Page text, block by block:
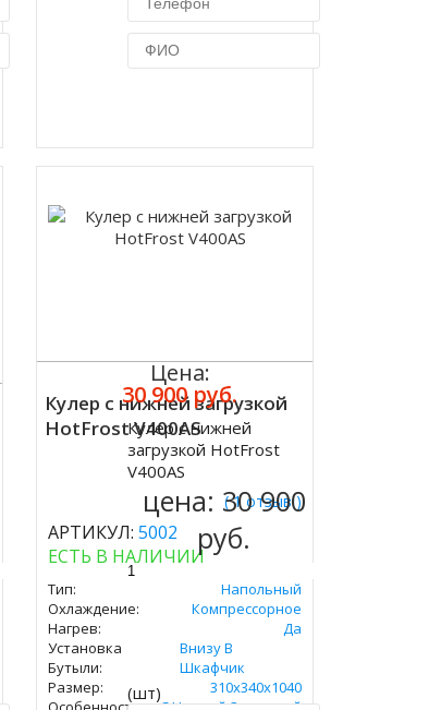
Кулер с нижней загрузкой
HotFrost V400AS
( 1 отзыв )
АРТИКУЛ: 5002
ЕСТЬ В НАЛИЧИИ
Тип:
Напольный
Охлаждение:
Компрессорное
Нагрев:
Да
Установка
Бутыли:
Внизу В
Шкафчик
Размер:
310х340х1040
Цена:
30 900 руб.
Купить
Кулер с нижней
загрузкой HotFrost
V400AS
цена: 30 900
руб.
(шт)